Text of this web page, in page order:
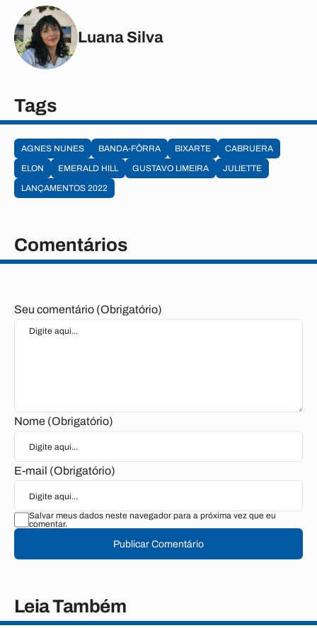
Luana Silva
Tags
AGNES NUNES BANDA-FÔRRA BIXARTE
CABRUERA
ELON
EMERALD HILL GUSTAVO LIMEIRA
JULIETTE
LANÇAMENTOS 2022
Comentários
Seu comentário (Obrigatório)
Nome (Obrigatório)
E-mail (Obrigatório)
Salvar meus dados neste navegador para a próxima vez que eu
comentar.
Publicar Comentário
Leia Também